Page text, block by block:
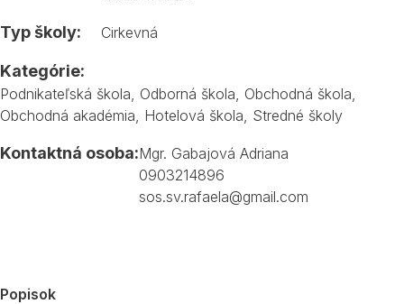
Typ školy: Cirkevná
Kategórie:
Podnikateľská škola, Odborná škola, Obchodná škola,
Obchodná akadémia, Hotelová škola, Stredné školy
Kontaktná osoba:Mgr. Gabajová Adriana
0903214896
sos.sv.rafaela@gmail.com
Popisok